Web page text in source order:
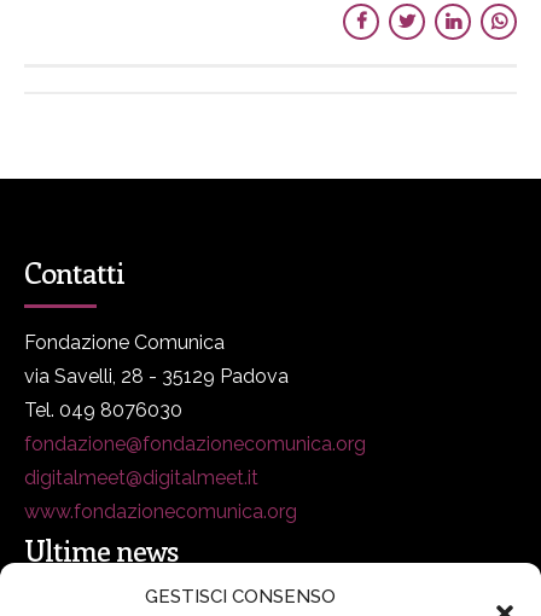
GESTISCI CONSENSO
Contatti
Fondazione Comunica
via Savelli, 28 - 35129 Padova
Tel. 049 8076030
fondazione@fondazionecomunica.org
digitalmeet@digitalmeet.it
www.fondazionecomunica.org
Ultime news